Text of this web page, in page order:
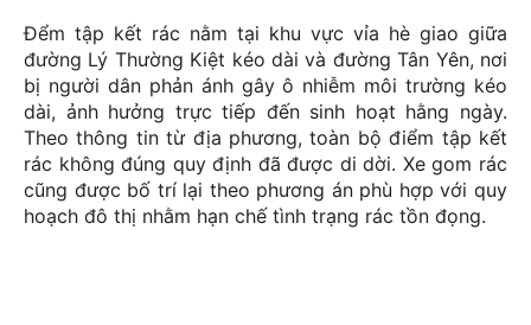
Đểm tập kết rác nằm tại khu vực vỉa hè giao giữa
đường Lý Thường Kiệt kéo dài và đường Tân Yên, nơi
bị người dân phản ánh gây ô nhiễm môi trường kéo
dài, ảnh hưởng trực tiếp đến sinh hoạt hằng ngày.
Theo thông tin từ địa phương, toàn bộ điểm tập kết
rác không đúng quy định đã được di dời. Xe gom rác
cũng được bố trí lại theo phương án phù hợp với quy
hoạch đô thị nhằm hạn chế tình trạng rác tồn đọng.